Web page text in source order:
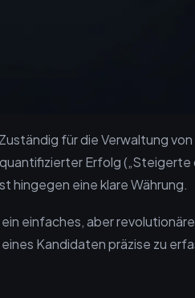
für die Verwaltung
Erfolg
hingegen eine klare Währung.
einfaches, aber
Kandidaten präzise zu